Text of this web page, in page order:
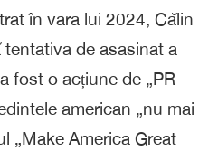
în vara lui 2024, Călin
de asasinat a
fost o acțiune de „PR
american „nu mai
„Make America Great